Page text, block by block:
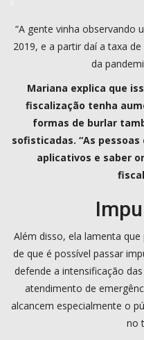
“A gente vinha observando
2019, e a partir daí a taxa
da
Mariana explica que
fiscalização tenha
formas de burlar
sofisticadas. “As
aplicativos e saber
Além disso, ela lamenta
de que é possível passar
defende a intensificação
atendimento de
alcancem especialmente o
no